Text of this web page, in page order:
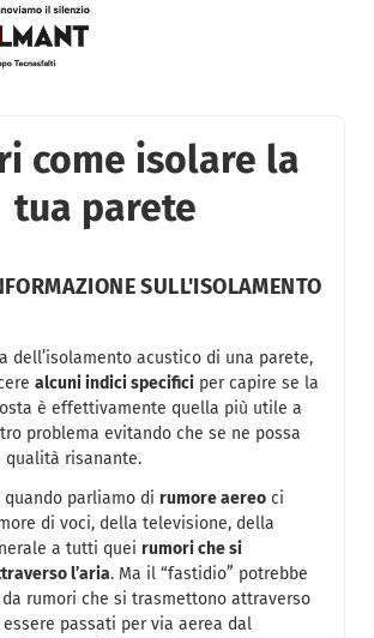
come isolare la
tua parete
SULL'ISOLAMENTO
dell’isolamento acustico di una parete,
alcuni indici specifici per capire se la
è effettivamente quella più utile a
problema evitando che se ne possa
risanante.
quando parliamo di rumore aereo ci
di voci, della televisione, della
a tutti quei rumori che si
l’aria. Ma il “fastidio” potrebbe
rumori che si trasmettono attraverso
passati per via aerea dal